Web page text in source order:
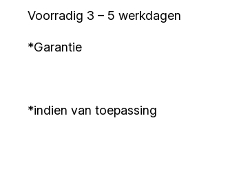
Voorradig 3 – 5 werkdagen
*Garantie
*indien van toepassing